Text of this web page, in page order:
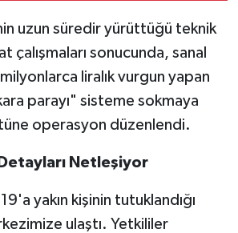
uzun süredir yürüttüğü teknik
çalışmaları sonucunda, sanal
liralık vurgun yapan
parayı" sisteme sokmaya
operasyon düzenlendi.
Netleşiyor
yakın kişinin tutuklandığı
ulaştı. Yetkililer